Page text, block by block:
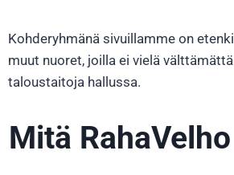
Kohderyhmänä sivuillamme on
muut nuoret, joilla ei vielä
taloustaitoja hallussa.
Mitä